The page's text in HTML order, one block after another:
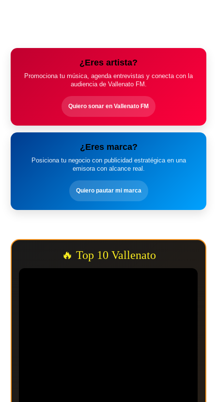
¿Eres artista?
Promociona tu música, agenda entrevistas y conecta con la
audiencia de Vallenato FM.
Quiero sonar en Vallenato FM
¿Eres marca?
Posiciona tu negocio con publicidad estratégica en una
emisora con alcance real.
Quiero pautar mi marca
🔥 Top 10 Vallenato